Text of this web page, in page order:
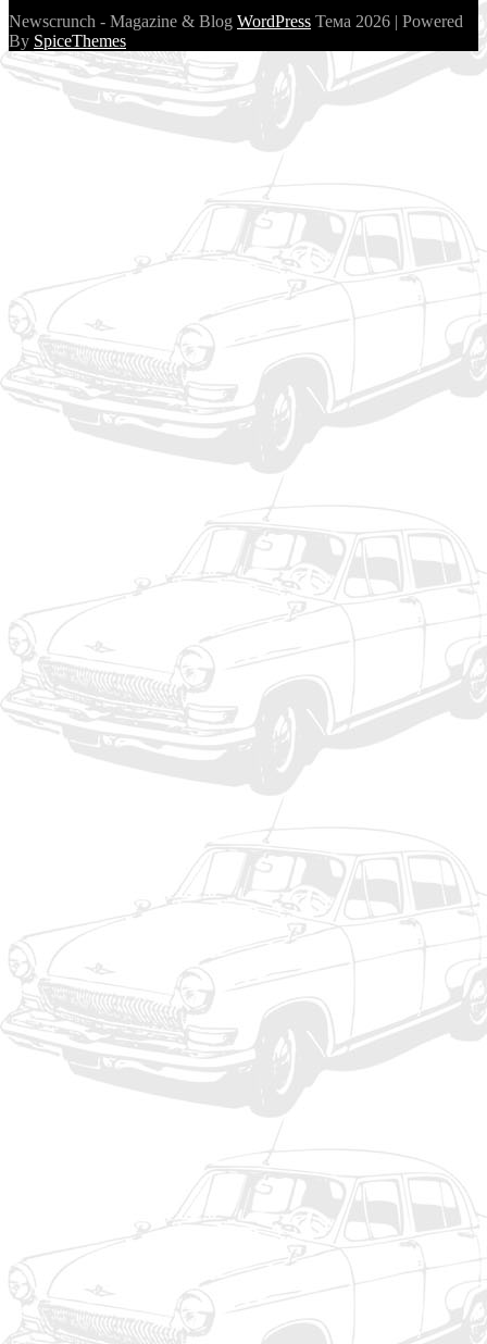
Newscrunch - Magazine & Blog WordPress Тема 2026 | Powered
By SpiceThemes